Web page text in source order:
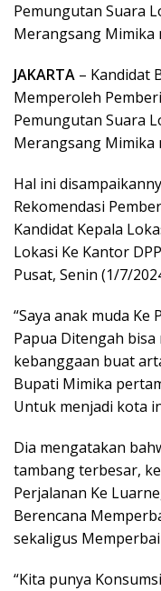
Pemungutan Suara
Merangsang Mimika
JAKARTA – Kandidat
Memperoleh
Pemungutan Suara
Merangsang Mimika
Hal ini
Rekomendasi
Kandidat Kepala
Lokasi Ke Kantor
Pusat, Senin (1/7/
“Saya anak muda
Papua Ditengah
kebanggaan buat
Bupati Mimika
Untuk menjadi kota
Dia mengatakan
tambang terbesar,
Perjalanan Ke
Berencana
sekaligus
“Kita punya